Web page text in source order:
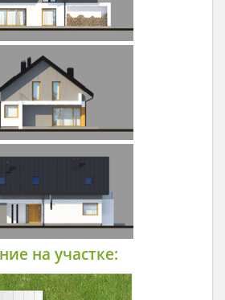
на участке: